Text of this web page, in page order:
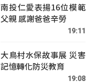
南投仁愛表揚16位模範
父親 感謝爸爸辛勞
19:11
大鳥村水保故事展 災害
記憶轉化防災教育
19:08